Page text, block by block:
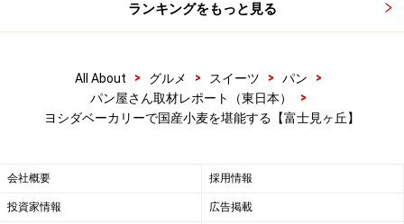
ランキングをもっと見る
All About > グルメ > スイーツ > パン
>
パン屋さん取材レポート（東日本）
>
ヨシダベーカリーで国産小麦を堪能する【富士見ヶ丘】
会社概要 採用情報
投資家情報 広告掲載